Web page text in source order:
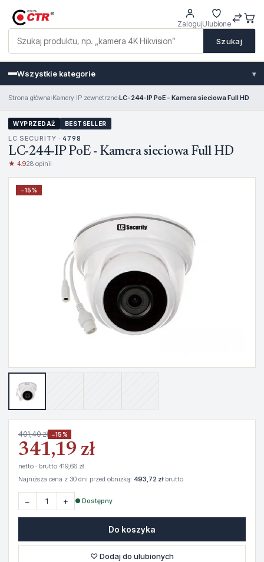
Szukaj
ZalogujUlubione
Wszystkie kategorie ▾
Strona główna›Kamery IP zewnetrzne›LC-244-IP PoE - Kamera sieciowa Full HD
WYPRZEDAŻ BESTSELLER
LC SECURITY · 4798
LC-244-IP PoE - Kamera sieciowa Full HD
★ 4.928 opinii·
−15%
401,40 zł −15%
341,19 zł
netto · brutto 419,66 zł
Najniższa cena z 30 dni przed obniżką: 493,72 złbrutto
− + ● Dostępny
Do koszyka
♡ Dodaj do ulubionych